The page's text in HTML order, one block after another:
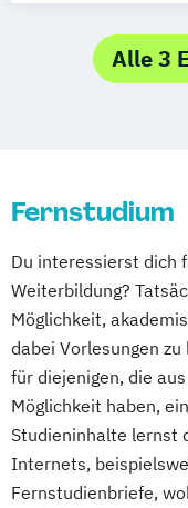
Alle 3
Fernstudium
Du interessierst dich
Weiterbildung?
Möglichkeit,
dabei Vorlesungen
für diejenigen, die
Möglichkeit haben,
Studieninhalte lernst
Internets,
Fernstudienbriefe,